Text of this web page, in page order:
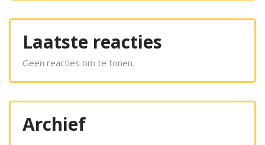
Laatste reacties
Geen reacties om te tonen.
Archief